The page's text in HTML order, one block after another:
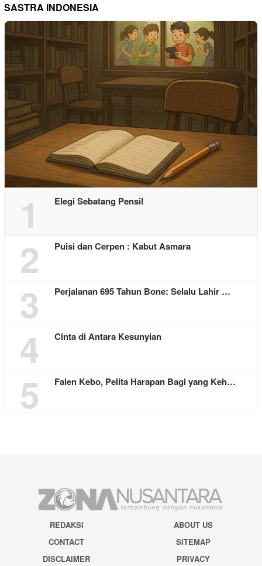
SASTRA INDONESIA
1 Elegi Sebatang Pensil
2 Puisi dan Cerpen : Kabut Asmara
3 Perjalanan 695 Tahun Bone: Selalu Lahir …
4 Cinta di Antara Kesunyian
5 Falen Kebo, Pelita Harapan Bagi yang Keh…
REDAKSI
ABOUT US
CONTACT
SITEMAP
DISCLAIMER
PRIVACY